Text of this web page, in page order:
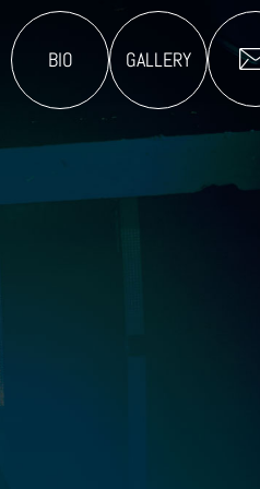
BIO GALLERY